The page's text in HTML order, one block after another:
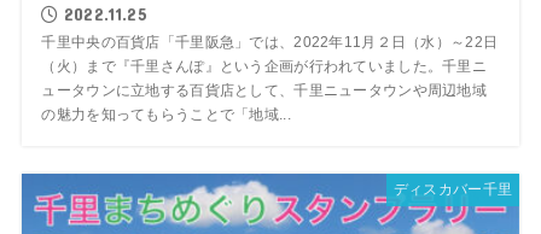
2022.11.25
千里中央の百貨店「千里阪急」では、2022年11月２日（水）～22日
（火）まで『千里さんぽ』という企画が行われていました。千里ニ
ュータウンに立地する百貨店として、千里ニュータウンや周辺地域
の魅力を知ってもらうことで「地域...
ディスカバー千里